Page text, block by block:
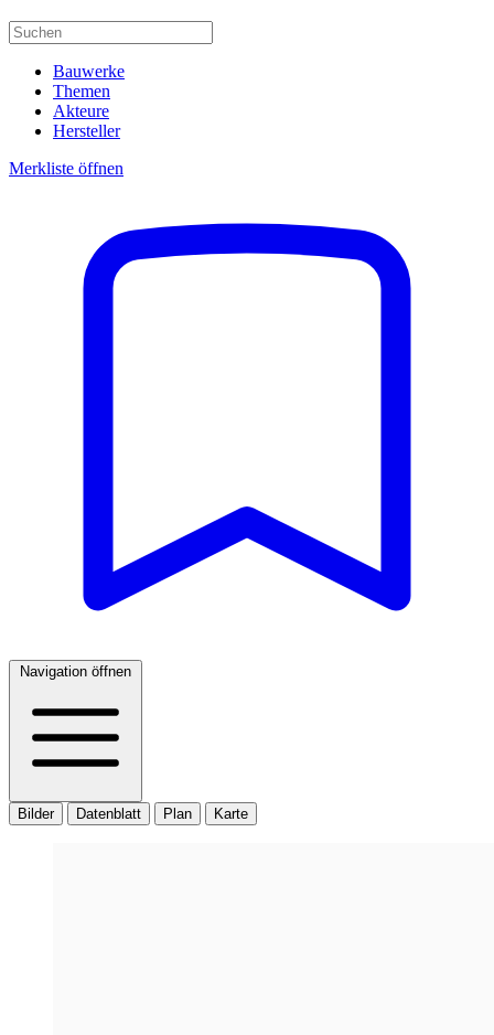
Bauwerke
Themen
Akteure
Hersteller
Merkliste öffnen
Navigation öffnen
Bilder Datenblatt Plan Karte